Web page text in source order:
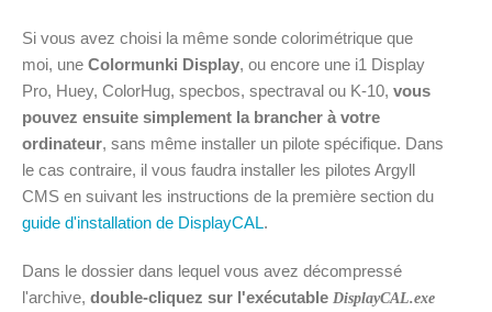
Si vous avez choisi la même sonde colorimétrique que
moi, une Colormunki Display, ou encore une i1 Display
Pro, Huey, ColorHug, specbos, spectraval ou K-10, vous
pouvez ensuite simplement la brancher à votre
ordinateur, sans même installer un pilote spécifique. Dans
le cas contraire, il vous faudra installer les pilotes Argyll
CMS en suivant les instructions de la première section du
guide d'installation de DisplayCAL.
Dans le dossier dans lequel vous avez décompressé
l'archive, double-cliquez sur l'exécutable DisplayCAL.exe